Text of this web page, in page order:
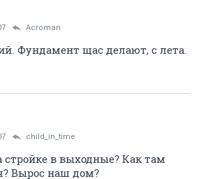
Acroman
Фундамент щас делают, с лета.
child_in_time
в выходные? Как там
Вырос наш дом?